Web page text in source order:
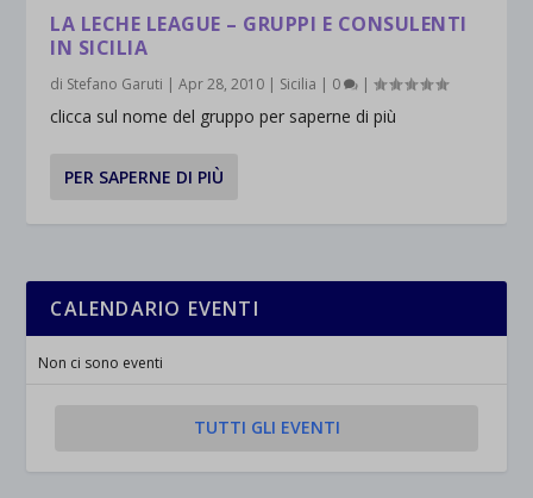
LA LECHE LEAGUE – GRUPPI E CONSULENTI
IN SICILIA
di Stefano Garuti |Apr 28, 2010 | Sicilia | 0 |
clicca sul nome del gruppo per saperne di più
PER SAPERNE DI PIÙ
CALENDARIO EVENTI
Non ci sono eventi
TUTTI GLI EVENTI